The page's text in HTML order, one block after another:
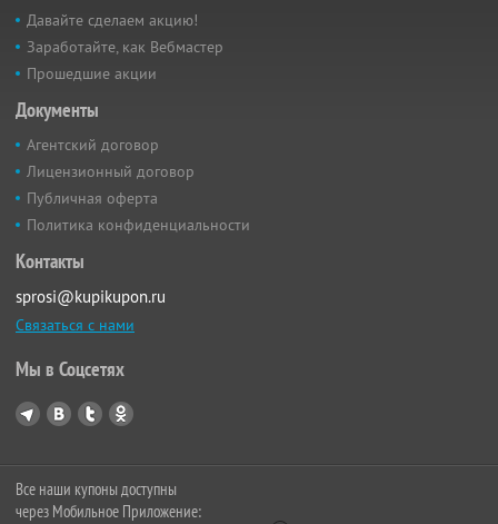
Давайте сделаем акцию!
Заработайте, как Вебмастер
Прошедшие акции
Документы
Агентский договор
Лицензионный договор
Публичная оферта
Политика конфиденциальности
Контакты
sprosi@kupikupon.ru
Связаться с нами
Мы в Соцсетях
Все наши купоны доступны
через Мобильное Приложение: